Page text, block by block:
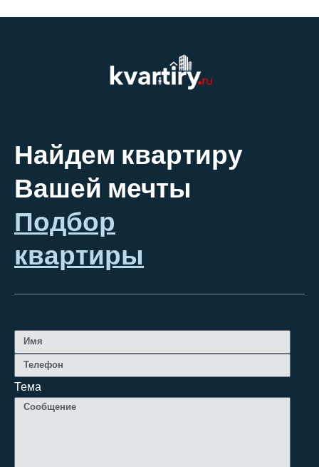
Найдем квартиру
Вашей мечты
Подбор
квартиры
Тема